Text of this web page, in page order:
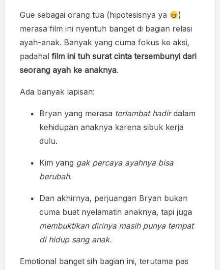
Gue sebagai orang tua (hipotesisnya ya
)
merasa film ini nyentuh banget di bagian relasi
ayah-anak. Banyak yang cuma fokus ke aksi,
padahal film ini tuh surat cinta tersembunyi dari
seorang ayah ke anaknya.
Ada banyak lapisan:
Bryan yang merasa terlambat hadirdalam
kehidupan anaknya karena sibuk kerja
dulu.
Kim yang gak percaya ayahnya bisa
berubah.
Dan akhirnya, perjuangan Bryan bukan
cuma buat nyelamatin anaknya, tapi juga
membuktikan dirinya masih punya tempat
di hidup sang anak.
Emotional banget sih bagian ini, terutama pas